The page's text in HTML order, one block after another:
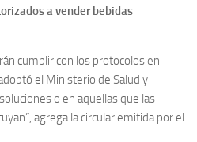
a vender bebidas
cumplir con los protocolos en
el Ministerio de Salud y
o en aquellas que las
agrega la circular emitida por el